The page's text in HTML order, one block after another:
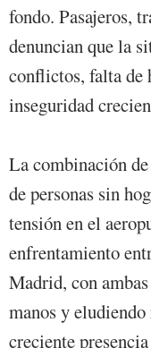
fondo. Pasajeros,
denuncian que la
conflictos, falta de
inseguridad
La combinación
de personas sin
tensión en el
enfrentamiento
Madrid, con
manos y
creciente